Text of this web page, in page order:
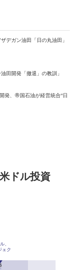
デガン油田「日の丸油田」
田開発「撤退」の教訓」
発、帝国石油が経営統合“日
ドル投資